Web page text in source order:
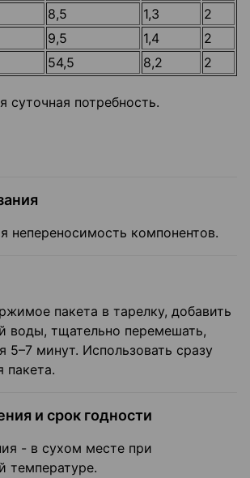
8,5 1,3
2
9,5 1,4
2
54,5 8,2 2
суточная потребность.
непереносимость компонентов.
пакета в тарелку, добавить
воды, тщательно перемешать,
5–7 минут. Использовать сразу
пакета.
и срок годности
- в сухом месте при
температуре.